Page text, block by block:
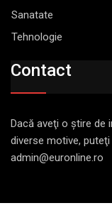
Sanatate
Tehnologie
Contact
Dacă aveţi o ştire de
diverse motive,
admin@euronline.ro